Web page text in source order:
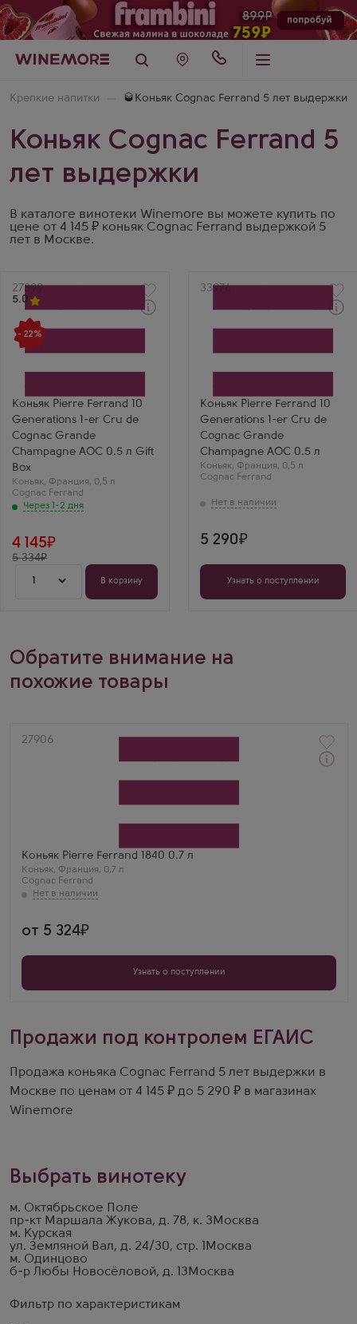
Крепкие напитки 🥃Коньяк Cognac Ferrand 5 лет выдержки
Коньяк Cognac Ferrand 5
лет выдержки
В каталоге винотеки Winemore вы можете купить по
цене от 4 145 ₽ коньяк Cognac Ferrand выдержкой 5
лет в Москве.
Фильтр по характеристикам
Артикул
27899
5.0
- 22%
Коньяк Pierre Ferrand 10
Generations 1-er Cru de
Cognac Grande
Champagne AOC 0.5 л Gift
Box
Коньяк, Франция, 0,5 л
Cognac Ferrand
Через 1-2 дня
Через 1-2 дня
Коньяк
Пьер Ферран 10
Дженерасьон Премье
Cognac Ferrand
Бренд
Pierre Ferrand
Регион
Гранд Шампань, Коньяк
Выдержка
5 лет
Владимир В
Пьер Ферран 10
Поколений —
изысканный
с тонким вкусом.
Цвет медный, пахнет
медом и весенним
садом. Вкус
гармоничный, с
элегантным
глотка.
4 145
5 334
1
В корзину
Артикул
33976
Коньяк Pierre Ferrand 10
Generations 1-er Cru de
Cognac Grande
Champagne AOC 0.5 л
Коньяк, Франция, 0,5 л
Cognac Ferrand
Дженерасьон Премье
Бренд
Pierre Ferrand
Регион
Гранд Шампань, Коньяк
Выдержка
5 лет
5 290
Узнать о поступлении
Обратите внимание на
похожие товары
Артикул
27906
Коньяк Pierre Ferrand 1840 0.7 л
Коньяк, Франция, 0,7 л
Cognac Ferrand
Регион
Гранд Шампань, Коньяк
Выдержка
3 года
от 5 324
Узнать о поступлении
Продажи под контролем ЕГАИС
Продажа коньяка Cognac Ferrand 5 лет выдержки в
Москве по ценам от 4 145 ₽ до 5 290 ₽ в магазинах
Winemore
Выбрать винотеку
м. Октябрьское Поле
пр-кт Маршала Жукова, д. 78, к. 3 Москва
м. Курская
ул. Земляной Вал, д. 24/30, стр. 1
Москва
м. Одинцово
б-р Любы Новосёловой, д. 13 Москва